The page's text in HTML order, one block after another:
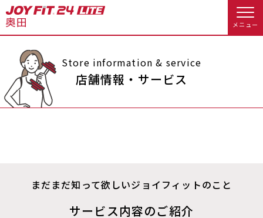
メニュー
店舗トップ
休会お手続き オプション料金
入会するトップ
料金・サービス等詳しく見る
Store information & service
店舗情報・サービス
まだまだ知って欲しいジョイフィットのこと
サービス内容のご紹介